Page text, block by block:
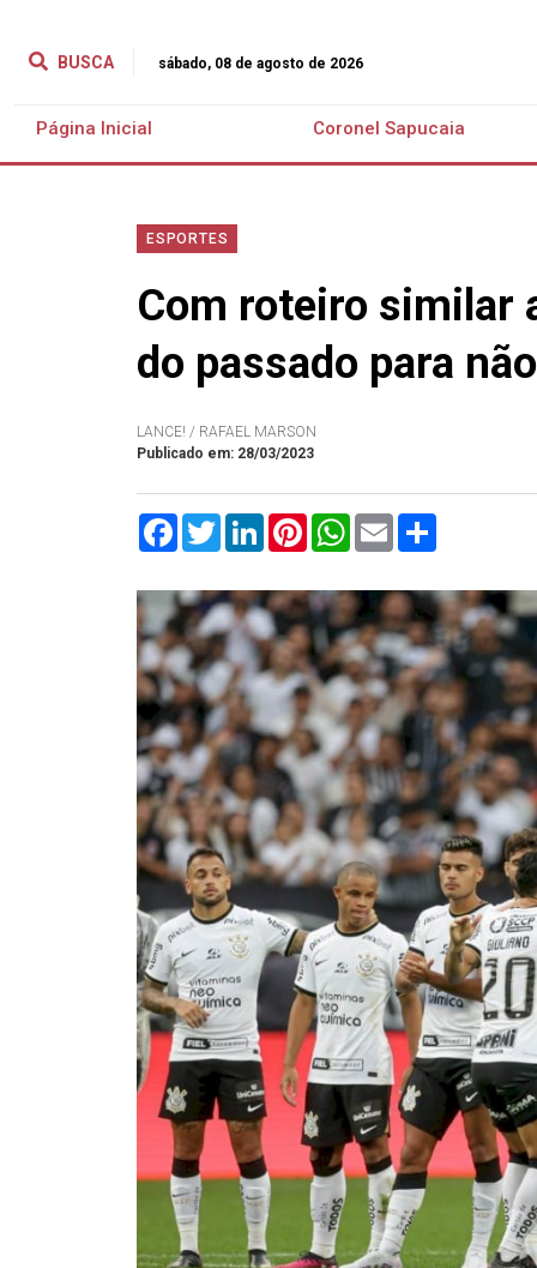
BUSCA sábado, 08 de agosto de 2026
Página Inicial Coronel Sapucaia
ESPORTES
Com roteiro similar
do passado para
LANCE! / RAFAEL MARSON
Publicado em: 28/03/2023
FacebookTwitterLinkedInPinterestWhatsApp
Email